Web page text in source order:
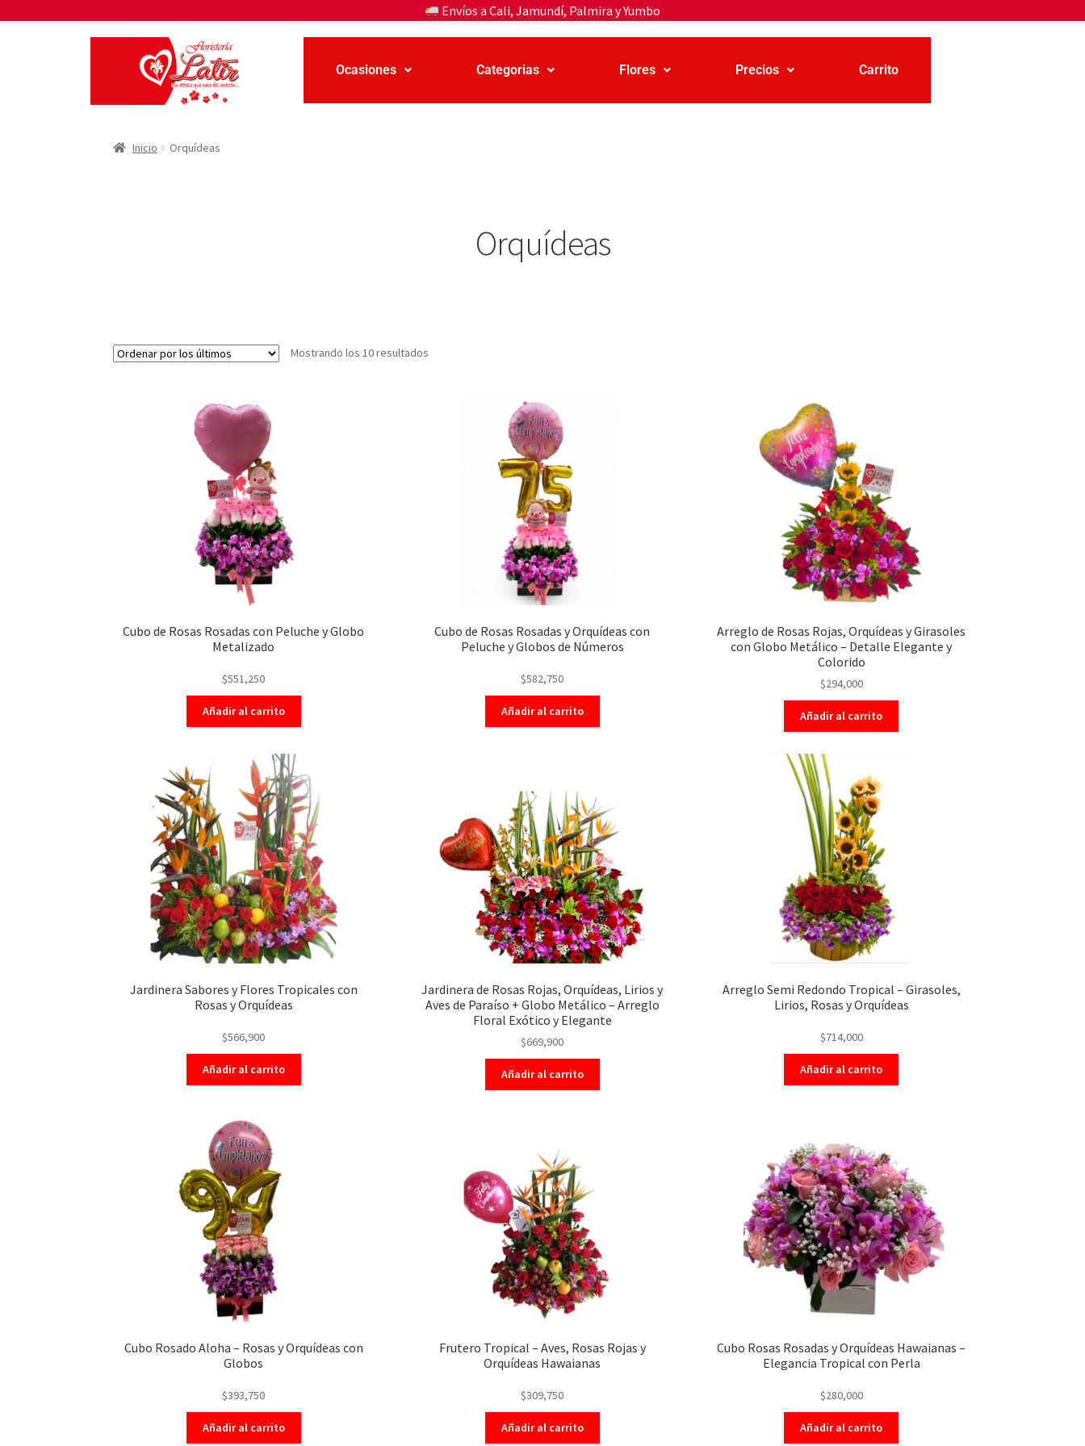
Envíos a Cali, Jamundí, Palmira y Yumbo
Ocasiones Categorias Flores Precios Carrito
Inicio Orquídeas
Orquídeas
Mostrando los 10 resultados
Cubo de Rosas Rosadas con Peluche y Globo
Metalizado
$551,250
Añadir al carrito
Cubo de Rosas Rosadas y Orquídeas con
Peluche y Globos de Números
$582,750
Añadir al carrito
Arreglo de Rosas Rojas, Orquídeas y Girasoles
con Globo Metálico – Detalle Elegante y
Colorido
$294,000
Añadir al carrito
Jardinera Sabores y Flores Tropicales con
Rosas y Orquídeas
$566,900
Añadir al carrito
Jardinera de Rosas Rojas, Orquídeas, Lirios y
Aves de Paraíso + Globo Metálico – Arreglo
Floral Exótico y Elegante
$669,900
Añadir al carrito
Arreglo Semi Redondo Tropical – Girasoles,
Lirios, Rosas y Orquídeas
$714,000
Añadir al carrito
Cubo Rosado Aloha – Rosas y Orquídeas con
Globos
$393,750
Añadir al carrito
Frutero Tropical – Aves, Rosas Rojas y
Orquídeas Hawaianas
$309,750
Añadir al carrito
Cubo Rosas Rosadas y Orquídeas Hawaianas –
Elegancia Tropical con Perla
$280,000
Añadir al carrito